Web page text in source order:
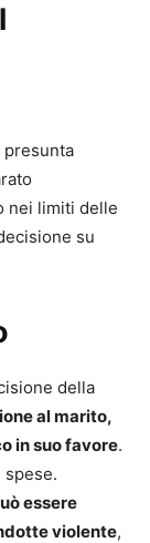
presunta
nei limiti delle
su
della
al marito,
in suo favore.
spese.
essere
violente,